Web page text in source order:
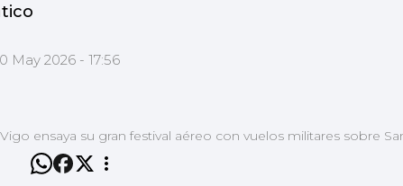
May 2026 - 17:56
ensaya su gran festival aéreo con vuelos militares sobre